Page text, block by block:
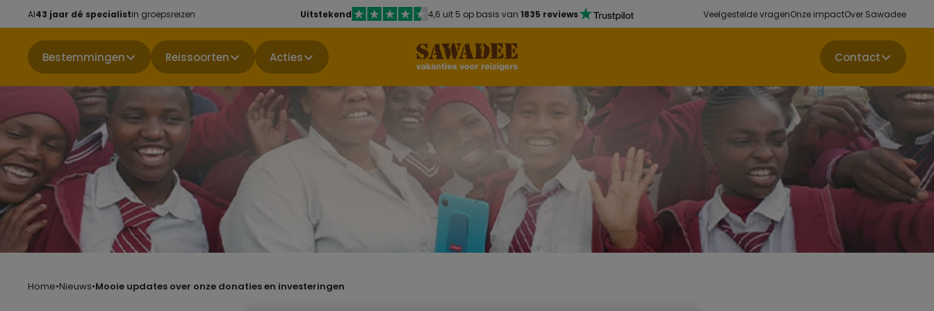
Al43 jaar dé specialistin groepsreizen Uitstekend 4,6 uit 5 op basis van 1835 reviews Veelgestelde vragenOnze impactOver Sawadee
Bestemmingen Reissoorten Acties Contact
Home•Nieuws•Mooie updates over onze donaties en investeringen